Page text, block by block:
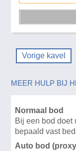
Vorige kavel
MEER HULP BIJ
Normaal bod
Bij een bod doet
bepaald vast
Auto bod